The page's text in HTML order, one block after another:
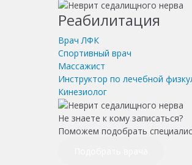
Реабилитация
Врач ЛФК
Спортивный врач
Массажист
Инструктор по лечебной
Кинезиолог
Не знаете к кому записаться?
Поможем подобрать